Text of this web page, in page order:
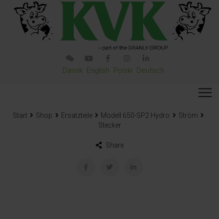
Dansk English Polski Deutsch
Start Shop Ersatzteile Modell 650-SP2 Hydro
Ström
Stecker
Share